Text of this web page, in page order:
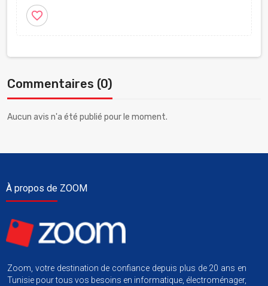
favorite_border
Commentaires (0)
Aucun avis n'a été publié pour le moment.
À propos de ZOOM
Zoom, votre destination de confiance depuis plus de 20 ans en
Tunisie pour tous vos besoins en informatique, électroménager,